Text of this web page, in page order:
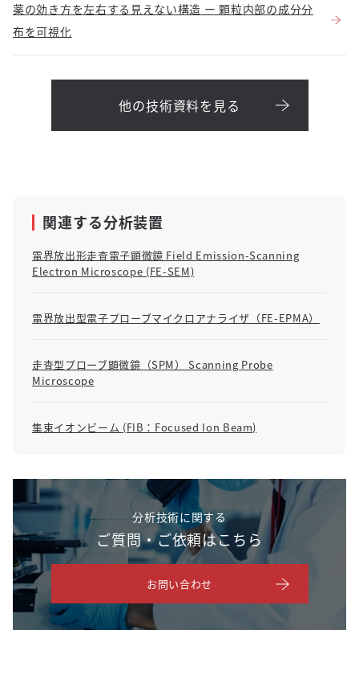
薬の効き方を左右する見えない構造 ー 顆粒内部の成分分
布を可視化
他の技術資料を見る
関連する分析装置
電界放出形走査電子顕微鏡 Field Emission-Scanning
Electron Microscope (FE-SEM)
電界放出型電子プローブマイクロアナライザ（FE-EPMA）
走査型プローブ顕微鏡（SPM） Scanning Probe
Microscope
集束イオンビーム (FIB：Focused Ion Beam)
分析技術に関する
ご質問・ご依頼はこちら
お問い合わせ